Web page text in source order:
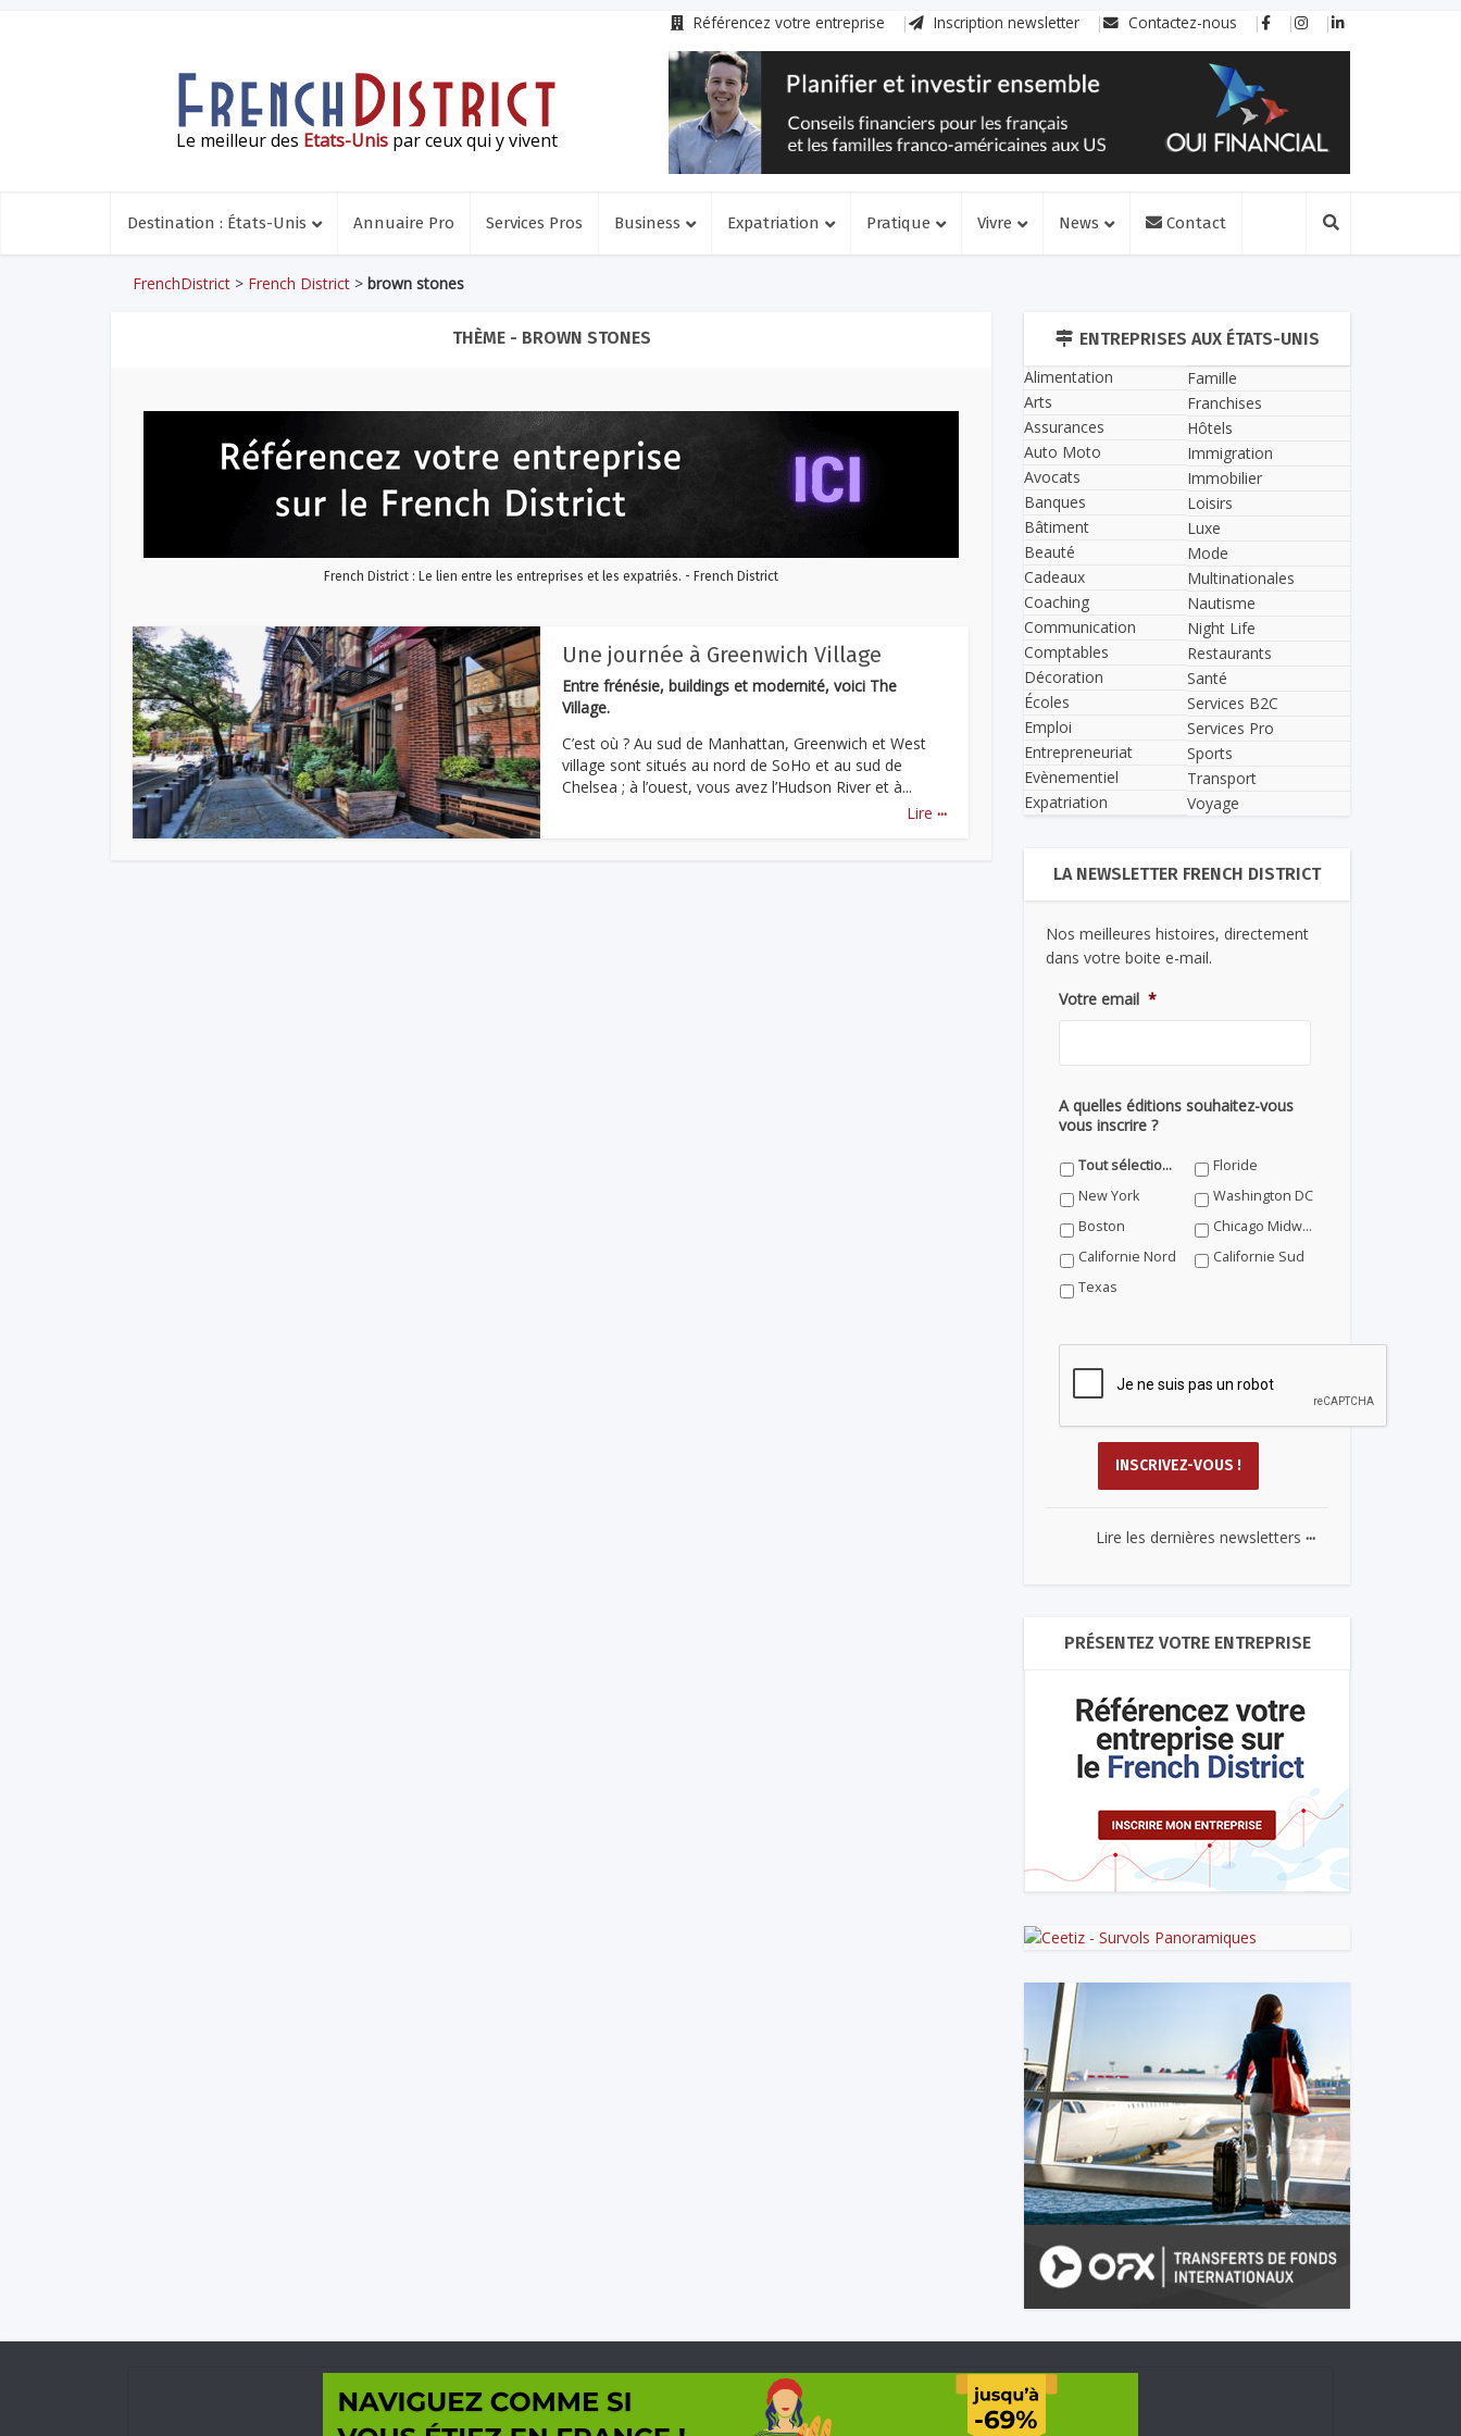
Référencez votre entreprise Inscription newsletter Contactez-nous
Le meilleur des Etats-Unis par ceux qui y vivent
Destination : États-Unis Annuaire Pro Services Pros Business Expatriation Pratique Vivre News Contact
FrenchDistrict > French District > brown stones
THÈME - BROWN STONES
French District : Le lien entre les entreprises et les expatriés. - French District
Une journée à Greenwich Village
Entre frénésie, buildings et modernité, voici The
Village.
C’est où ? Au sud de Manhattan, Greenwich et West
village sont situés au nord de SoHo et au sud de
Chelsea ; à l’ouest, vous avez l’Hudson River et à...
Lire ...
ENTREPRISES AUX ÉTATS-UNIS
Alimentation
Arts
Assurances
Auto Moto
Avocats
Banques
Bâtiment
Beauté
Cadeaux
Coaching
Communication
Comptables
Décoration
Écoles
Emploi
Entrepreneuriat
Evènementiel
Expatriation
Famille
Franchises
Hôtels
Immigration
Immobilier
Loisirs
Luxe
Mode
Multinationales
Nautisme
Night Life
Restaurants
Santé
Services B2C
Services Pro
Sports
Transport
Voyage
LA NEWSLETTER FRENCH DISTRICT
Nos meilleures histoires, directement
dans votre boite e-mail.
Votre email *
A quelles éditions souhaitez-vous
vous inscrire ?
Tout sélectionner
Floride
New York
Washington DC
Boston
Chicago Midwest
Californie Nord
Californie Sud
Texas
Lire les dernières newsletters ...
PRÉSENTEZ VOTRE ENTREPRISE